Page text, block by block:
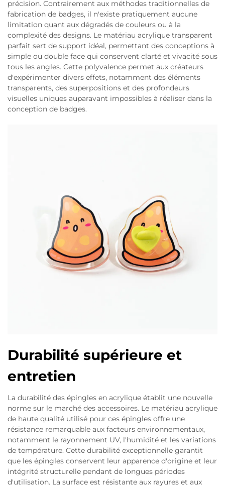
précision. Contrairement aux méthodes traditionnelles de
fabrication de badges, il n'existe pratiquement aucune
limitation quant aux dégradés de couleurs ou à la
complexité des designs. Le matériau acrylique transparent
parfait sert de support idéal, permettant des conceptions à
simple ou double face qui conservent clarté et vivacité sous
tous les angles. Cette polyvalence permet aux créateurs
d'expérimenter divers effets, notamment des éléments
transparents, des superpositions et des profondeurs
visuelles uniques auparavant impossibles à réaliser dans la
conception de badges.
Durabilité supérieure et
entretien
La durabilité des épingles en acrylique établit une nouvelle
norme sur le marché des accessoires. Le matériau acrylique
de haute qualité utilisé pour ces épingles offre une
résistance remarquable aux facteurs environnementaux,
notamment le rayonnement UV, l'humidité et les variations
de température. Cette durabilité exceptionnelle garantit
que les épingles conservent leur apparence d'origine et leur
intégrité structurelle pendant de longues périodes
d'utilisation. La surface est résistante aux rayures et aux